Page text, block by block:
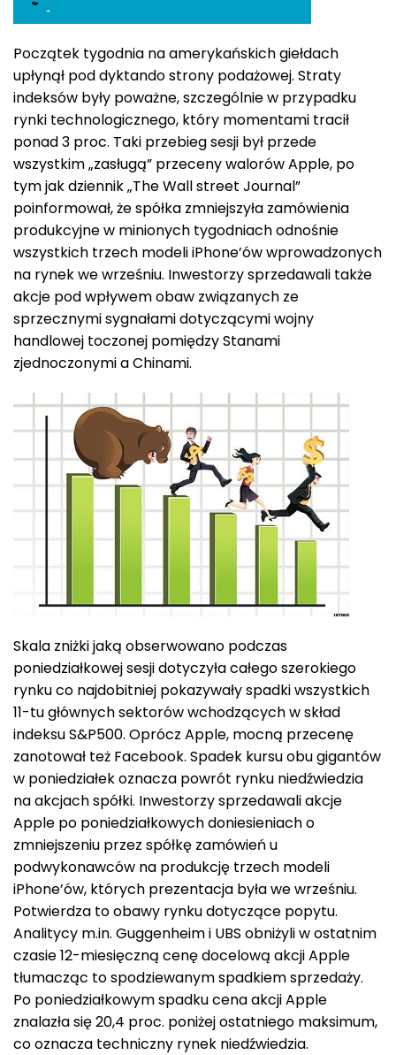
Początek tygodnia na amerykańskich giełdach
upłynął pod dyktando strony podażowej. Straty
indeksów były poważne, szczególnie w przypadku
rynki technologicznego, który momentami tracił
ponad 3 proc. Taki przebieg sesji był przede
wszystkim „zasługą” przeceny walorów Apple, po
tym jak dziennik „The Wall street Journal”
poinformował, że spółka zmniejszyła zamówienia
produkcyjne w minionych tygodniach odnośnie
wszystkich trzech modeli iPhone’ów wprowadzonych
na rynek we wrześniu. Inwestorzy sprzedawali także
akcje pod wpływem obaw związanych ze
sprzecznymi sygnałami dotyczącymi wojny
handlowej toczonej pomiędzy Stanami
zjednoczonymi a Chinami.
Skala zniżki jaką obserwowano podczas
poniedziałkowej sesji dotyczyła całego szerokiego
rynku co najdobitniej pokazywały spadki wszystkich
11-tu głównych sektorów wchodzących w skład
indeksu S&P500. Oprócz Apple, mocną przecenę
zanotował też Facebook. Spadek kursu obu gigantów
w poniedziałek oznacza powrót rynku niedźwiedzia
na akcjach spółki. Inwestorzy sprzedawali akcje
Apple po poniedziałkowych doniesieniach o
zmniejszeniu przez spółkę zamówień u
podwykonawców na produkcję trzech modeli
iPhone’ów, których prezentacja była we wrześniu.
Potwierdza to obawy rynku dotyczące popytu.
Analitycy m.in. Guggenheim i UBS obniżyli w ostatnim
czasie 12-miesięczną cenę docelową akcji Apple
tłumacząc to spodziewanym spadkiem sprzedaży.
Po poniedziałkowym spadku cena akcji Apple
znalazła się 20,4 proc. poniżej ostatniego maksimum,
co oznacza techniczny rynek niedźwiedzia.